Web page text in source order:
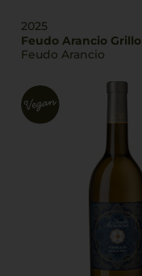
2025
Feudo Arancio Grillo
Feudo Arancio